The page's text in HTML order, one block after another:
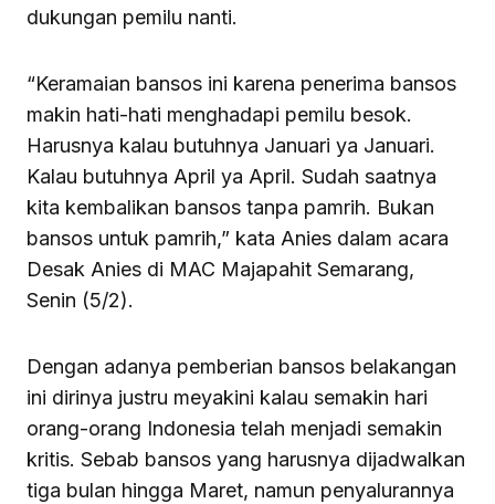
dukungan pemilu nanti.
“Keramaian bansos ini karena penerima bansos
makin hati-hati menghadapi pemilu besok.
Harusnya kalau butuhnya Januari ya Januari.
Kalau butuhnya April ya April. Sudah saatnya
kita kembalikan bansos tanpa pamrih. Bukan
bansos untuk pamrih,” kata Anies dalam acara
Desak Anies di MAC Majapahit Semarang,
Senin (5/2).
Dengan adanya pemberian bansos belakangan
ini dirinya justru meyakini kalau semakin hari
orang-orang Indonesia telah menjadi semakin
kritis. Sebab bansos yang harusnya dijadwalkan
tiga bulan hingga Maret, namun penyalurannya